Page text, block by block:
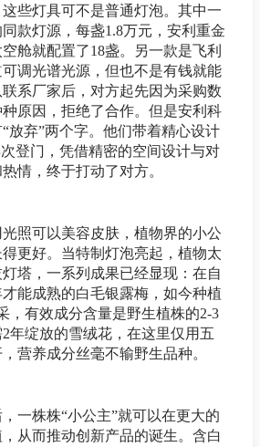
些灯具可不是普通灯泡。其中一
款灯源，每盏1.8万元，安利重金
舱就配置了18盏。另一款是飞利
调光谱光源，但也不是有钱就能
系厂家后，对方起先因为采购数
原因，拒绝了合作。但是安利科
放弃”两个字。他们带着精心设计
登门，凭借精密的空间设计与对
情，终于打动了对方。
照可以美容皮肤，植物界的小公
更好。当特制灯泡亮起，植物太
塔，一系列成果已经显现：在自
能成熟的白毛银露梅，如今种植
，有效成分含量是野生植株的2-3
年绽放的雪绒花，在这里仅用五
营养成分丝毫不输野生品种。
一株株“小公主”就可以在更大的
从而推动创新产品的诞生。含白